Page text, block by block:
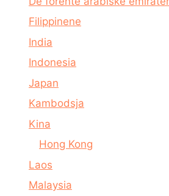
Filippinene
India
Indonesia
Japan
Kambodsja
Kina
Hong Kong
Laos
Malaysia